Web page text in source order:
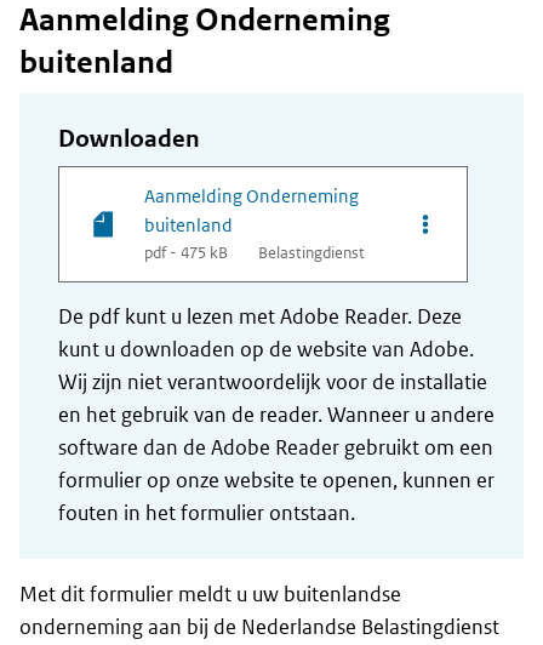
Aanmelding Onderneming
buitenland
Downloaden
Aanmelding Onderneming
buitenland
pdf - 475 kB Belastingdienst
Opties van
De pdf kunt u lezen met Adobe Reader. Deze
kunt u downloaden op de website van Adobe.
Wij zijn niet verantwoordelijk voor de installatie
en het gebruik van de reader. Wanneer u andere
software dan de Adobe Reader gebruikt om een
formulier op onze website te openen, kunnen er
fouten in het formulier ontstaan.
Met dit formulier meldt u uw buitenlandse
onderneming aan bij de Nederlandse Belastingdienst